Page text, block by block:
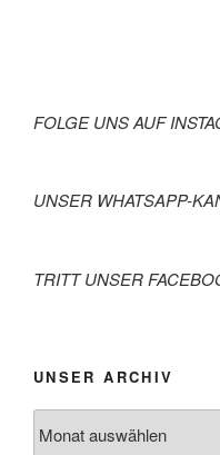
FOLGE UNS AUF
UNSER WHATSAPP-
TRITT UNSER
UNSER ARCHIV